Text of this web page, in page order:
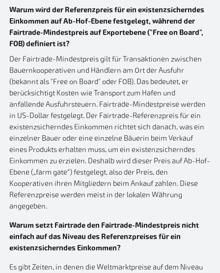
Warum wird der Referenzpreis für ein existenzsicherndes
Einkommen auf Ab-Hof-Ebene festgelegt, während der
Fairtrade-Mindestpreis auf Exportebene ("Free on Board",
FOB) definiert ist?
Der Fairtrade-Mindestpreis gilt für Transaktionen zwischen
Bauernkooperativen und Händlern am Ort der Ausfuhr
(bekannt als "Free on Board" oder FOB). Das bedeutet, er
berücksichtigt Kosten wie Transport zum Hafen und
anfallende Ausfuhrsteuern. Fairtrade-Mindestpreise werden
in US-Dollar festgelegt. Der Fairtrade-Referenzpreis für ein
existenzsicherndes Einkommen richtet sich danach, was ein
einzelner Bauer oder eine einzelne Bäuerin beim Verkauf
eines Produkts erhalten muss, um ein existenzsicherndes
Einkommen zu erzielen. Deshalb wird dieser Preis auf Ab-Hof-
Ebene („farm gate“) festgelegt, also der Preis, den
Kooperativen ihren Mitgliedern beim Ankauf zahlen. Diese
Referenzpreise werden meist in der lokalen Währung
angegeben.
Warum setzt Fairtrade den Fairtrade-Mindestpreis nicht
einfach auf das Niveau des Referenzpreises für ein
existenzsicherndes Einkommen?
Es gibt Zeiten, in denen die Weltmarktpreise auf dem Niveau